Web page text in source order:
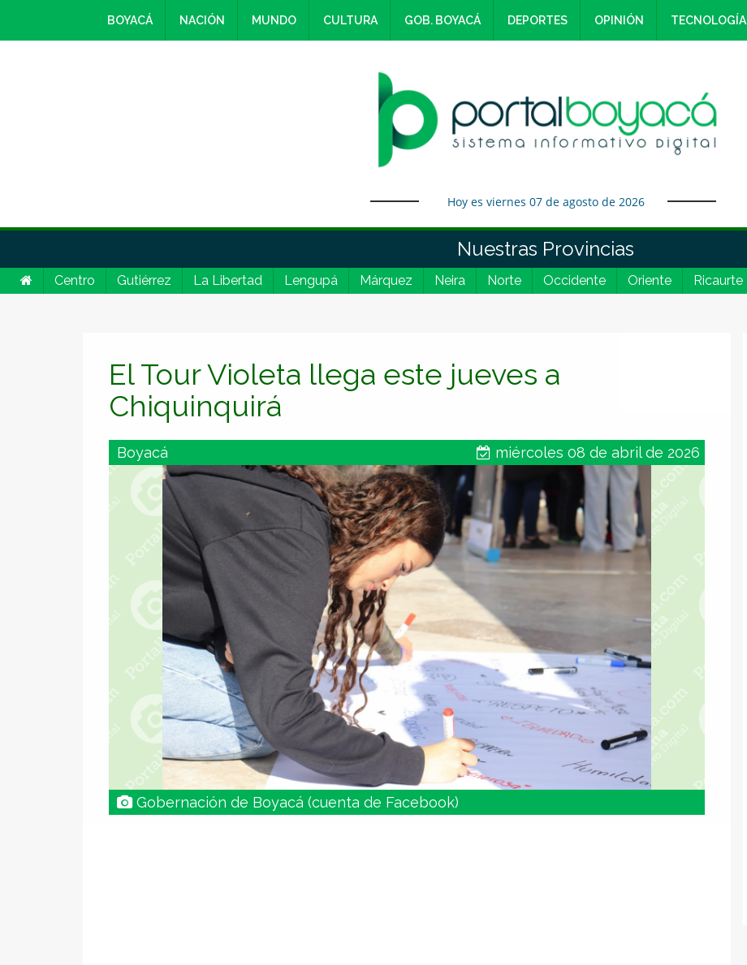
BOYACÁ NACIÓN MUNDO CULTURA GOB. BOYACÁ DEPORTES OPINIÓN TECNOLOGÍA
Hoy es viernes 07 de agosto de 2026
Nuestras Provincias
Centro Gutiérrez La Libertad Lengupá Márquez Neira Norte Occidente Oriente Ricaurte
El Tour Violeta llega este jueves a
Chiquinquirá
Boyacá miércoles 08 de abril de 2026
Gobernación de Boyacá (cuenta de Facebook)